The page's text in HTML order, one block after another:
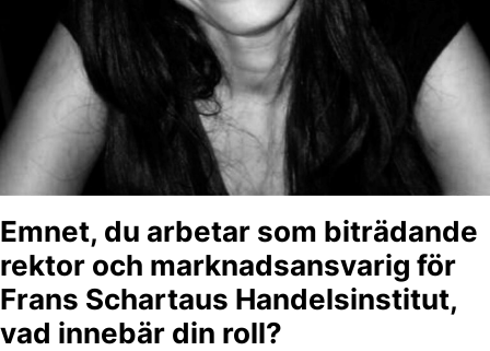
Emnet, du arbetar som biträdande
rektor och marknadsansvarig för
Frans Schartaus Handelsinstitut,
vad innebär din roll?